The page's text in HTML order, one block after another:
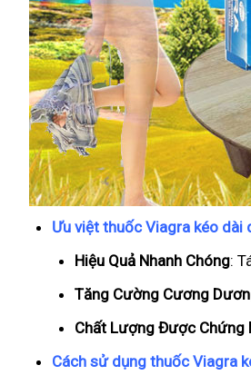
Ưu việt thuốc Viagra kéo dài
Hiệu Quả Nhanh Chóng:
Tăng Cường Cương
Chất Lượng Được Chứng
Cách sử dụng thuốc Viagra